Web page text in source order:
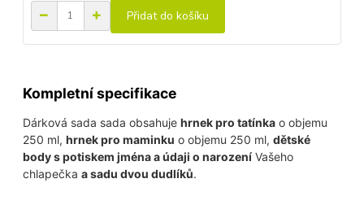
Přidat do košíku
Kompletní specifikace
Dárková sada sada obsahujehrnek pro tatínka o objemu
250 ml,hrnek pro maminku o objemu 250 ml,dětské
body s potiskem jména a údaji o narození Vašeho
chlapečkaa sadu dvou dudlíků.